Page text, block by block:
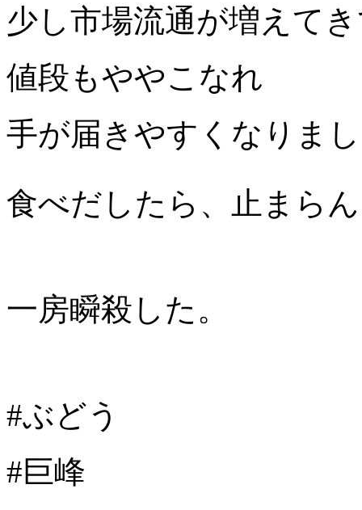
少し市場流通が増えて
値段もややこなれ
手が届きやすくなりま
食べだしたら、止まら
一房瞬殺した。
#ぶどう
#巨峰